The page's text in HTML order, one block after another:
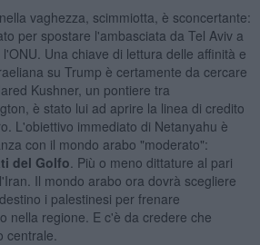
vaghezza, scimmiotta, è sconcertante:
per spostare l'ambasciata da Tel Aviv a
Una chiave di lettura delle affinità e
su Trump è certamente da cercare
Kushner, un pontiere tra
è stato lui ad aprire la linea di credito
L'obiettivo immediato di Netanyahu è
con il mondo arabo "moderato":
del Golfo . Più o meno dittature al pari
Il mondo arabo ora dovrà scegliere
i palestinesi per frenare
nella regione. E c'è da credere che